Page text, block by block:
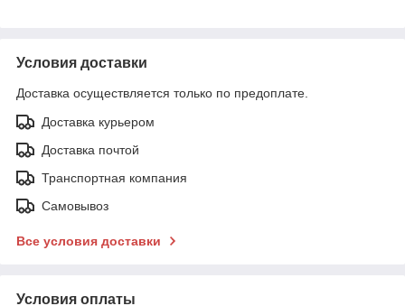
Условия доставки
Доставка осуществляется только по предоплате.
Доставка курьером
Доставка почтой
Транспортная компания
Самовывоз
Все условия доставки
Условия оплаты